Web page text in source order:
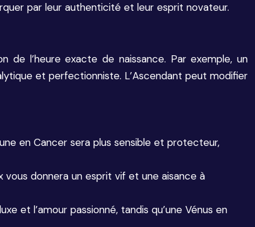
par leur authenticité et leur esprit novateur.
de l’heure exacte de naissance. Par exemple, un
et perfectionniste. L’Ascendant peut modifier
en Cancer sera plus sensible et protecteur,
donnera un esprit vif et une aisance à
et l’amour passionné, tandis qu’une Vénus en